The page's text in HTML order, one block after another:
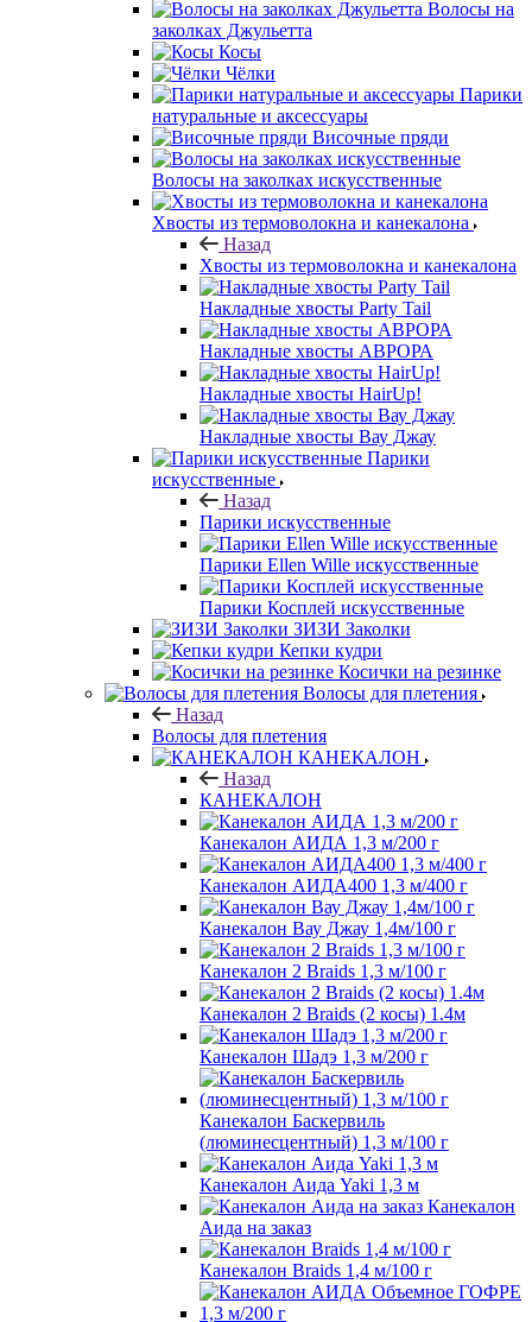
Волосы на
заколках Джульетта
Косы
Чёлки
Парики
натуральные и аксессуары
Височные пряди
Волосы на заколках искусственные
Хвосты из термоволокна и канекалона
Назад
Хвосты из термоволокна и канекалона
Накладные хвосты Party Tail
Накладные хвосты АВРОРА
Накладные хвосты HairUp!
Накладные хвосты Вау Джау
Парики
искусственные
Назад
Парики искусственные
Парики Ellen Wille искусственные
Парики Косплей искусственные
ЗИЗИ Заколки
Кепки кудри
Косички на резинке
Волосы для плетения
Назад
Волосы для плетения
КАНЕКАЛОН
Назад
КАНЕКАЛОН
Канекалон АИДА 1,3 м/200 г
Канекалон АИДА400 1,3 м/400 г
Канекалон Вау Джау 1,4м/100 г
Канекалон 2 Braids 1,3 м/100 г
Канекалон 2 Braids (2 косы) 1.4м
Канекалон Шадэ 1,3 м/200 г
Канекалон Баскервиль
(люминесцентный) 1,3 м/100 г
Канекалон Аида Yaki 1,3 м
Канекалон
Аида на заказ
Канекалон Braids 1,4 м/100 г